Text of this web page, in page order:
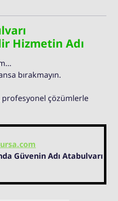
Hizmetin Adı
bırakmayın.
profesyonel çözümlerle
Güvenin Adı Atabulvarı